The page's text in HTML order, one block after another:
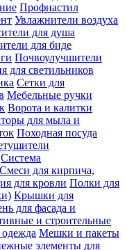
Профнастил
Увлажнители воздуха
для душа
для биде
Почвоулучшители
для светильников
Сетки для
Мебельные ручки
Ворота и калитки
для мыла и
Походная посуда
Система
Смеси для кирпича,
для кровли Полки для
Крышки для
для фасада и
и строительные
Мешки и пакеты
элементы для